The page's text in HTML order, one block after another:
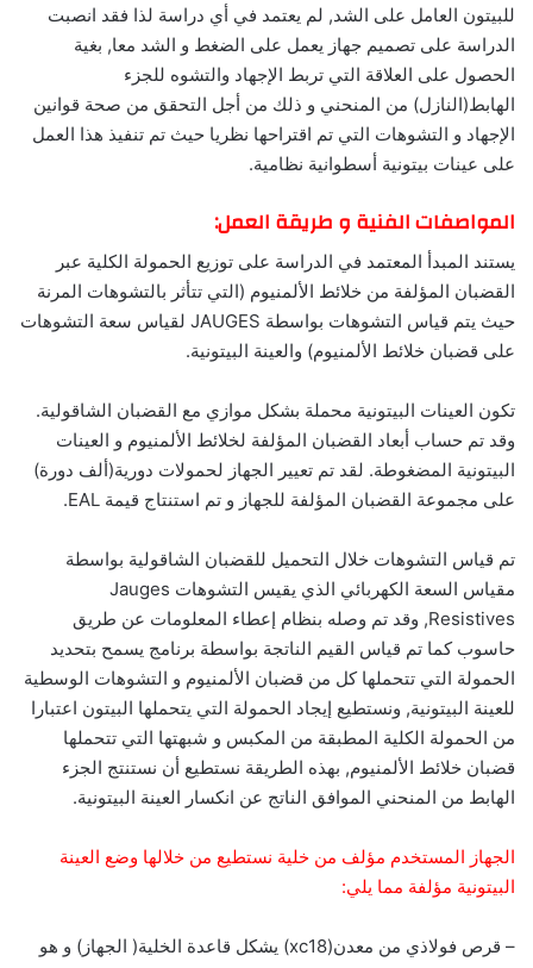
للبيتون العامل على الشد, لم يعتمد في أي دراسة لذا فقد انصبت
الدراسة على تصميم جهاز يعمل على الضغط و الشد معا, بغية
الحصول على العلاقة التي تربط الإجهاد والتشوه للجزء
الهابط(النازل) من المنحني و ذلك من أجل التحقق من صحة قوانين
الإجهاد و التشوهات التي تم اقتراحها نظريا حيث تم تنفيذ هذا العمل
على عينات بيتونية أسطوانية نظامية.
المواصفات الفنية و طريقة العمل:
يستند المبدأ المعتمد في الدراسة على توزيع الحمولة الكلية عبر
القضبان المؤلفة من خلائط الألمنيوم (التي تتأثر بالتشوهات المرنة
حيث يتم قياس التشوهات بواسطة JAUGES لقياس سعة التشوهات
على قضبان خلائط الألمنيوم) والعينة البيتونية.
تكون العينات البيتونية محملة بشكل موازي مع القضبان الشاقولية.
وقد تم حساب أبعاد القضبان المؤلفة لخلائط الألمنيوم و العينات
البيتونية المضغوطة. لقد تم تعيير الجهاز لحمولات دورية(ألف دورة)
على مجموعة القضبان المؤلفة للجهاز و تم استنتاج قيمة EAL.
تم قياس التشوهات خلال التحميل للقضبان الشاقولية بواسطة
مقياس السعة الكهربائي الذي يقيس التشوهات Jauges
Resistives, وقد تم وصله بنظام إعطاء المعلومات عن طريق
حاسوب كما تم قياس القيم الناتجة بواسطة برنامج يسمح بتحديد
الحمولة التي تتحملها كل من قضبان الألمنيوم و التشوهات الوسطية
للعينة البيتونية, ونستطيع إيجاد الحمولة التي يتحملها البيتون اعتبارا
من الحمولة الكلية المطبقة من المكبس و شبهتها التي تتحملها
قضبان خلائط الألمنيوم, بهذه الطريقة نستطيع أن نستنتج الجزء
الهابط من المنحني الموافق الناتج عن انكسار العينة البيتونية.
الجهاز المستخدم مؤلف من خلية نستطيع من خلالها وضع العينة
البيتونية مؤلفة مما يلي:
– قرص فولاذي من معدن(xc18) يشكل قاعدة الخلية( الجهاز) و هو